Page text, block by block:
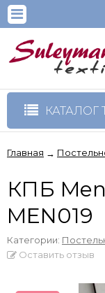
КАТАЛОГ
Главная →
КПБ
MEN019
Категории:
Оставить отзыв